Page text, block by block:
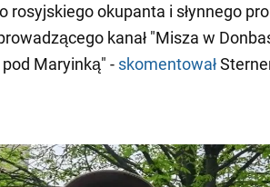
rosyjskiego okupanta i słynnego
kanał "Misza w
Maryinką" - skomentował